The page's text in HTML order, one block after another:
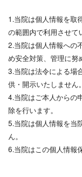
1.当院は個人情報を取
の範囲内で利用させて
2.当院は個人情報への
め安全対策、管理に努
3.当院は法令による場
供・開示いたしません。
4.当院はご本人からの
除を行います。
5.当院は個人情報を当
ん。
6.当院はこの個人情報